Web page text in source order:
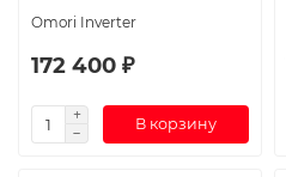
Omori Inverter
172 400 ₽
В корзину